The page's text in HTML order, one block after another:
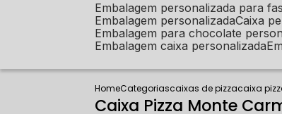
embalagem personalizada para
embalagem personalizada caixa
embalagem para chocolate
embalagem caixa personalizada
HomeCategoriascaixas de pizzacaixa
Caixa Pizza Monte